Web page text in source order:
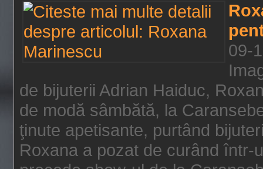
09-
de bijuterii Adrian Haiduc,
de modă sâmbătă, la
ţinute apetisante, purtând
Roxana a pozat de curând